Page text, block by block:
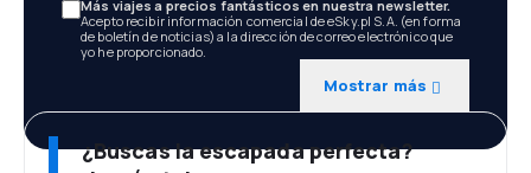
Más viajes a precios fantásticos en nuestra newsletter.
Acepto recibir información comercial de eSky.pl S.A. (en forma
de boletín de noticias) a la dirección de correo electrónico que
yo he proporcionado.
Mostrar más
¿Buscas la escapada perfecta?